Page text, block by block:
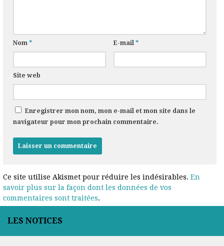
Nom* E-mail*
Site web
Enregistrer mon nom, mon e-mail et mon site dans le
navigateur pour mon prochain commentaire.
Ce site utilise Akismet pour réduire les indésirables.En
savoir plus sur la façon dont les données de vos
commentaires sont traitées.
LES NOTICES